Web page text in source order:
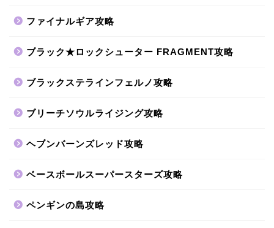
ファイナルギア攻略
ブラック★ロックシューター FRAGMENT攻略
ブラックステラインフェルノ攻略
ブリーチソウルライジング攻略
ヘブンバーンズレッド攻略
ベースボールスーパースターズ攻略
ペンギンの島攻略